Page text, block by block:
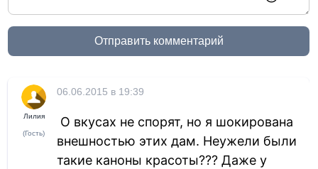
Отправить комментарий
Лилия
(Гость)
06.06.2015 в 19:39
О вкусах не спорят, но я шокирована
внешностью этих дам. Неужели были
такие каноны красоты??? Даже у